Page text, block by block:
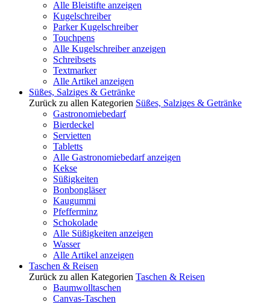
Alle Bleistifte anzeigen
Kugelschreiber
Parker Kugelschreiber
Touchpens
Alle Kugelschreiber anzeigen
Schreibsets
Textmarker
Alle Artikel anzeigen
Süßes, Salziges & Getränke
Zurück zu allen Kategorien Süßes, Salziges & Getränke
Gastronomiebedarf
Bierdeckel
Servietten
Tabletts
Alle Gastronomiebedarf anzeigen
Kekse
Süßigkeiten
Bonbongläser
Kaugummi
Pfefferminz
Schokolade
Alle Süßigkeiten anzeigen
Wasser
Alle Artikel anzeigen
Taschen & Reisen
Zurück zu allen Kategorien Taschen & Reisen
Baumwolltaschen
Canvas-Taschen